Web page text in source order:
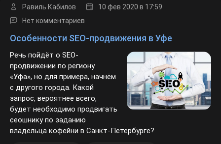
Равиль Кабилов 10 фев 2020 в 17:59
Нет комментариев
Особенности SEO-продвижения в Уфе
Речь пойдёт о SEO-
продвижении по региону
«Уфа», но для примера,
начнём с другого города. Какой
запрос, вероятнее всего, будет
необходимо продвигать
сеошнику по заданию
владельца кофейни в Санкт-Петербурге?